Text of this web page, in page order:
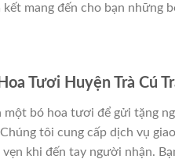
kết mang đến cho bạn những
Tươi Huyện Trà Cú
một bó hoa tươi để gửi tặng
tôi cung cấp dịch vụ
vẹn khi đến tay người nhận.